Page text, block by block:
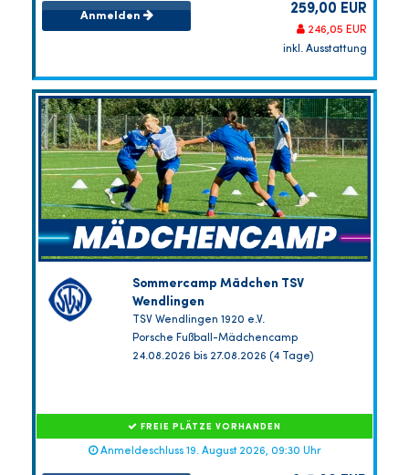
Anmelden 259,00 EUR
246,05 EUR
inkl. Ausstattung
Sommercamp Mädchen TSV
Wendlingen
TSV Wendlingen 1920 e.V.
Porsche Fußball-Mädchencamp
24.08.2026 bis 27.08.2026 (4 Tage)
FREIE PLÄTZE VORHANDEN
Anmeldeschluss 19. August 2026, 09:30 Uhr